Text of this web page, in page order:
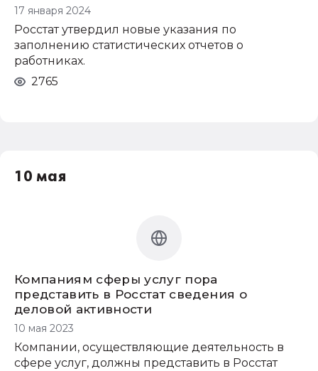
17 января 2024
Росстат утвердил новые указания по
заполнению статистических отчетов о
работниках.
2765
10 мая
Компаниям сферы услуг пора
представить в Росстат сведения о
деловой активности
10 мая 2023
Компании, осуществляющие деятельность в
сфере услуг, должны представить в Росстат